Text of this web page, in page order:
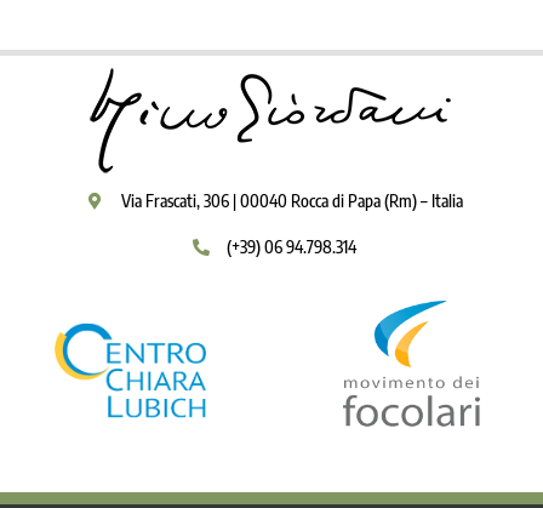
Via Frascati, 306 | 00040 Rocca di Papa (Rm) – Italia
(+39) 06 94.798.314